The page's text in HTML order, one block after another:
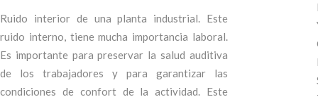
Ruido interior de una planta industrial. Este
ruido interno, tiene mucha importancia laboral.
Es importante para preservar la salud auditiva
de los trabajadores y para garantizar las
condiciones de confort de la actividad. Este